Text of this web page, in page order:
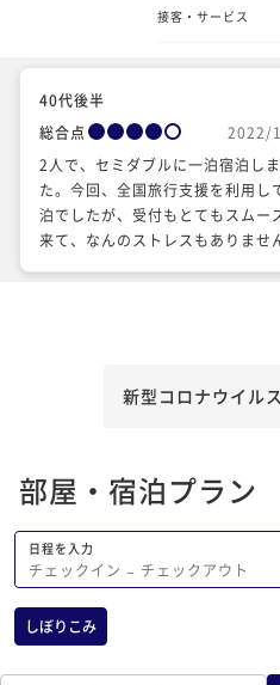
接客・サービス
40代後半
総合点
2022/
2人で、セミダブルに一泊宿泊し
た。今回、全国旅行支援を利用し
泊でしたが、受付もとてもスムー
来て、なんのストレスもありませ
アメニティは、受付の前にあり、
レストランも今度は、入ってみた
新型コロナウイル
部屋・宿泊プラン
日程を入力
チェックイン − チェックアウト
しぼりこみ